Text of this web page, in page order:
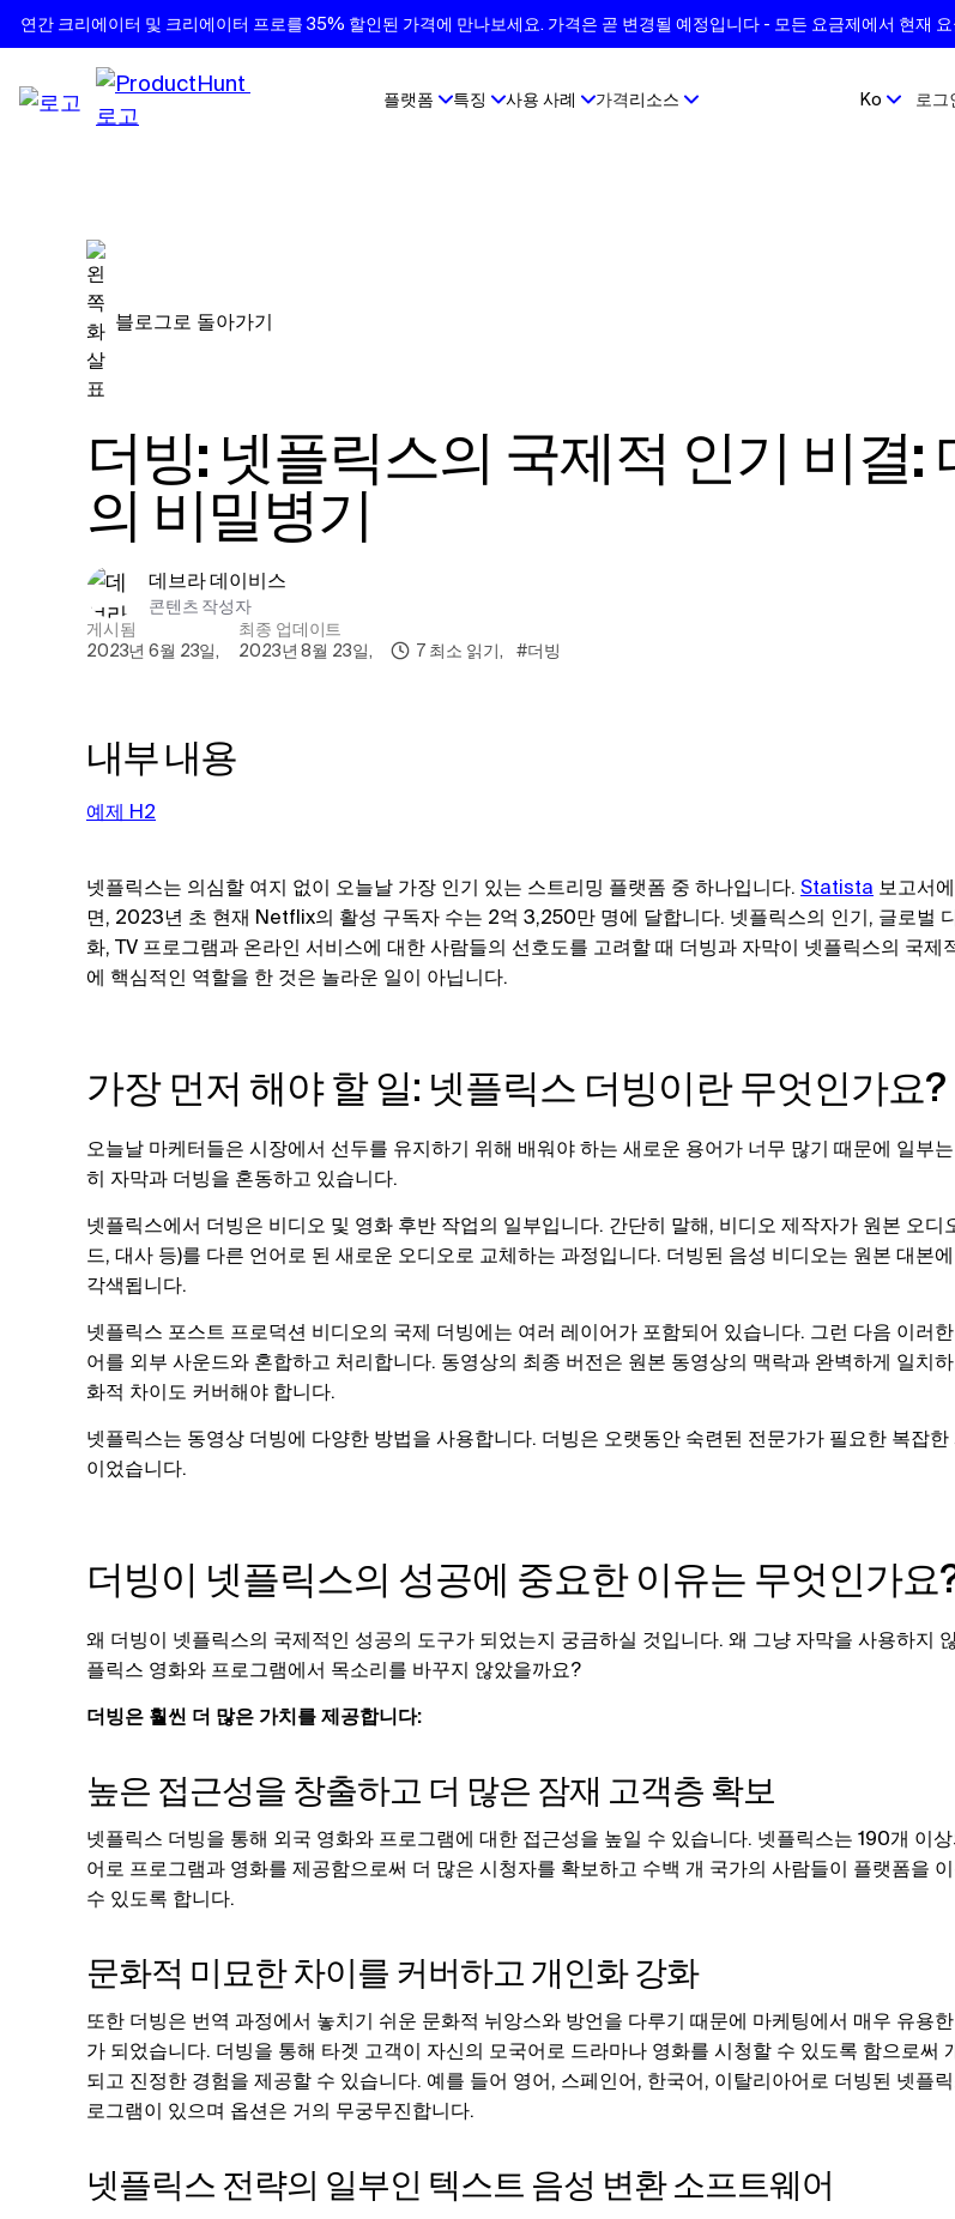
연간 크리에이터 및 크리에이터 프로를 35% 할인된 가격에 만나보세요. 가격은 곧 변경될 예정입니다 - 모든 요금제에서 현재
플랫폼 특징 사용 사례 가격리소스 Ko 로그
블로그로 돌아가기
더빙: 넷플릭스의 국제적 인기 비결: 더빙
의 비밀병기
데브라 데이비스
콘텐츠 작성자
게시됨
2023년 6월 23일,
최종 업데이트
2023년 8월 23일, 7 최소 읽기, #더빙
내부 내용
예제 H2
넷플릭스는 의심할 여지 없이 오늘날 가장 인기 있는 스트리밍 플랫폼 중 하나입니다. Statista 보고서
면, 2023년 초 현재 Netflix의 활성 구독자 수는 2억 3,250만 명에 달합니다. 넷플릭스의 인기, 글로벌
화, TV 프로그램과 온라인 서비스에 대한 사람들의 선호도를 고려할 때 더빙과 자막이 넷플릭스의 국제
에 핵심적인 역할을 한 것은 놀라운 일이 아닙니다.
가장 먼저 해야 할 일: 넷플릭스 더빙이란 무엇인가요?
오늘날 마케터들은 시장에서 선두를 유지하기 위해 배워야 하는 새로운 용어가 너무 많기 때문에 일부
히 자막과 더빙을 혼동하고 있습니다.
넷플릭스에서 더빙은 비디오 및 영화 후반 작업의 일부입니다. 간단히 말해, 비디오 제작자가 원본 오디
드, 대사 등)를 다른 언어로 된 새로운 오디오로 교체하는 과정입니다. 더빙된 음성 비디오는 원본 대본
각색됩니다.
넷플릭스 포스트 프로덕션 비디오의 국제 더빙에는 여러 레이어가 포함되어 있습니다. 그런 다음 이러
어를 외부 사운드와 혼합하고 처리합니다. 동영상의 최종 버전은 원본 동영상의 맥락과 완벽하게 일치
화적 차이도 커버해야 합니다.
넷플릭스는 동영상 더빙에 다양한 방법을 사용합니다. 더빙은 오랫동안 숙련된 전문가가 필요한 복잡한
이었습니다.
더빙이 넷플릭스의 성공에 중요한 이유는 무엇인가요
왜 더빙이 넷플릭스의 국제적인 성공의 도구가 되었는지 궁금하실 것입니다. 왜 그냥 자막을 사용하지
플릭스 영화와 프로그램에서 목소리를 바꾸지 않았을까요?
더빙은 훨씬 더 많은 가치를 제공합니다:
높은 접근성을 창출하고 더 많은 잠재 고객층 확보
넷플릭스 더빙을 통해 외국 영화와 프로그램에 대한 접근성을 높일 수 있습니다. 넷플릭스는 190개 이상
어로 프로그램과 영화를 제공함으로써 더 많은 시청자를 확보하고 수백 개 국가의 사람들이 플랫폼을
수 있도록 합니다.
문화적 미묘한 차이를 커버하고 개인화 강화
또한 더빙은 번역 과정에서 놓치기 쉬운 문화적 뉘앙스와 방언을 다루기 때문에 마케팅에서 매우 유용
가 되었습니다. 더빙을 통해 타겟 고객이 자신의 모국어로 드라마나 영화를 시청할 수 있도록 함으로써
되고 진정한 경험을 제공할 수 있습니다. 예를 들어 영어, 스페인어, 한국어, 이탈리아어로 더빙된 넷플
로그램이 있으며 옵션은 거의 무궁무진합니다.
넷플릭스 전략의 일부인 텍스트 음성 변환 소프트웨어